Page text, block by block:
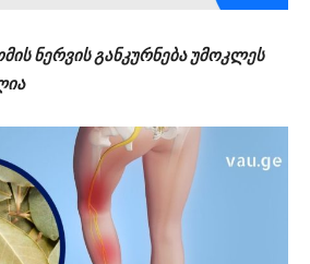
ნერვის განკურნება უმოკლეს